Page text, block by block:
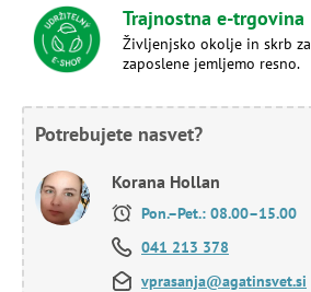
Trajnostna e-trgovina
Življenjsko okolje in skrb za
zaposlene jemljemo resno.
Potrebujete nasvet?
Korana Hollan
Pon.–Pet.: 08.00–15.00
041 213 378
vprasanja@agatinsvet.si